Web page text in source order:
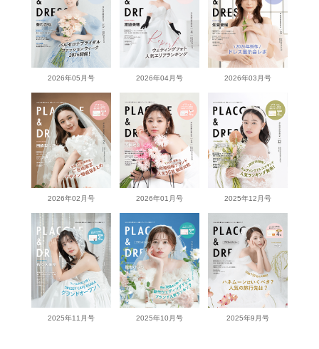
2026年05月号 2026年04月号 2026年03月号
2026年02月号 2026年01月号 2025年12月号
2025年11月号 2025年10月号 2025年9月号